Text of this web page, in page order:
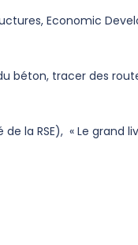
Economic
béton, tracer des
la RSE), « Le grand